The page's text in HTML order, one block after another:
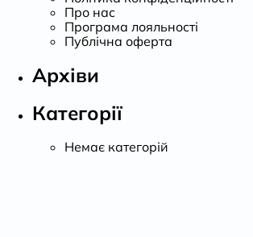
Про нас
Програма лояльності
Публічна оферта
Архіви
Категорії
Немає категорій